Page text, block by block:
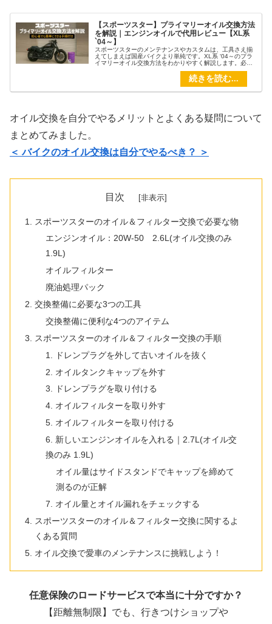
【スポーツスター】プライマリーオイル交換方法
を解説｜エンジンオイルで代用レビュー【XL系
`04～】
スポーツスターのメンテナンスやカスタムは、工具さえ揃
えてしまえば国産バイクより単純です。XL系 ‘04～のプラ
イマリーオイル交換方法をわかりやすく解説します。必要
めてでも安心して作業できる内容になっています。プライ
マリーにエンジンオイルを入れたレビューもお届けしてい
オイル交換を自分でやるメリットとよくある疑問について
まとめてみました。
＜ バイクのオイル交換は自分でやるべき？ ＞
目次
スポーツスターのオイル＆フィルター交換で必要な物
エンジンオイル：20W-50 2.6L(オイル交換のみ
1.9L)
オイルフィルター
廃油処理パック
交換整備に必要な3つの工具
交換整備に便利な4つのアイテム
スポーツスターのオイル＆フィルター交換の手順
1. ドレンプラグを外して古いオイルを抜く
2. オイルタンクキャップを外す
3. ドレンプラグを取り付ける
4. オイルフィルターを取り外す
5. オイルフィルターを取り付ける
6. 新しいエンジンオイルを入れる｜2.7L(オイル交
換のみ 1.9L)
オイル量はサイドスタンドでキャップを締めて
測るのが正解
7. オイル量とオイル漏れをチェックする
スポーツスターのオイル＆フィルター交換に関するよ
くある質問
オイル交換で愛車のメンテナンスに挑戦しよう！
任意保険のロードサービスで本当に十分ですか？
【距離無制限】でも、行きつけショップや